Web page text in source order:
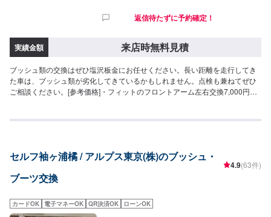
返信待たずに予約確定！
実績金額 来店時無料見積
ブッシュ類の交換はぜひ塩沢板金にお任せください。長い距離を走行してき
た車は、ブッシュ類が劣化してきているかもしれません。点検も兼ねてぜひ
ご相談ください。[参考価格]・フィットのフロントアーム左右交換7,000円
セルフ袖ヶ浦橘 / アルプス東京(株)のブッシュ・
ブーツ交換
4.9(63件)
カードOK 電子マネーOK QR決済OK ローンOK